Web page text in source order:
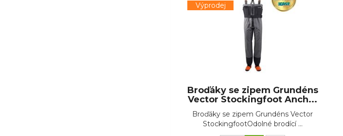
Výprodej
Broďáky se zipem Grundéns
Vector Stockingfoot Anch...
Broďáky se zipem Grundéns Vector
StockingfootOdolné brodící ...